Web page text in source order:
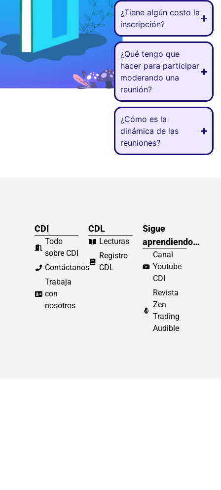
¿Tiene algún costo la
inscripción?
¿Qué tengo que
hacer para participar
moderando una
reunión?
¿Cómo es la
dinámica de las
reuniones?
CDI
Todo
sobre CDI
Contáctanos
Trabaja
con
nosotros
CDL
Lecturas
Registro
CDL
Sigue
aprendiendo…
Canal
Youtube
CDI
Revista
Zen
Trading
Audible